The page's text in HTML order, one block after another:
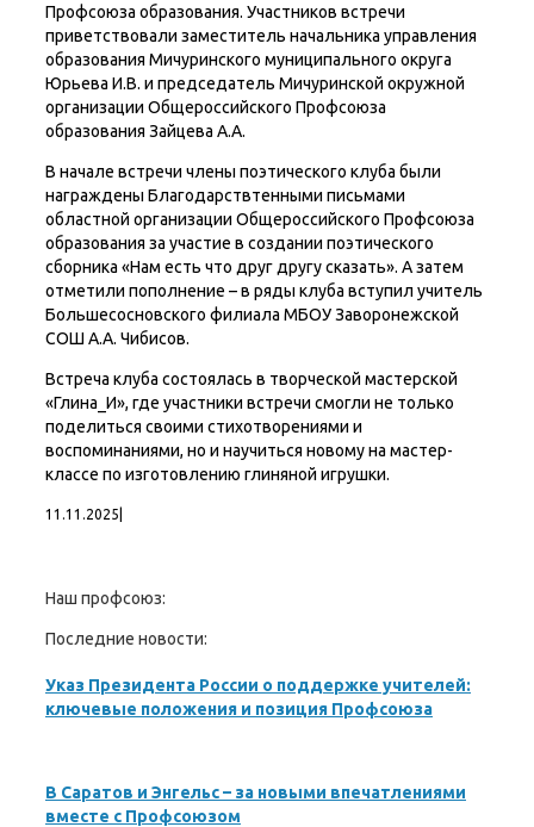
Профсоюза образования. Участников встречи
приветствовали заместитель начальника управления
образования Мичуринского муниципального округа
Юрьева И.В. и председатель Мичуринской окружной
организации Общероссийского Профсоюза
образования Зайцева А.А.
В начале встречи члены поэтического клуба были
награждены Благодарствтенными письмами
областной организации Общероссийского Профсоюза
образования за участие в создании поэтического
сборника «Нам есть что друг другу сказать». А затем
отметили пополнение – в ряды клуба вступил учитель
Большесосновского филиала МБОУ Заворонежской
СОШ А.А. Чибисов.
Встреча клуба состоялась в творческой мастерской
«Глина_И», где участники встречи смогли не только
поделиться своими стихотворениями и
воспоминаниями, но и научиться новому на мастер-
классе по изготовлению глиняной игрушки.
11.11.2025
Наш профсоюз:
Последние новости:
Указ Президента России о поддержке учителей:
ключевые положения и позиция Профсоюза
В Саратов и Энгельс – за новыми впечатлениями
вместе с Профсоюзом